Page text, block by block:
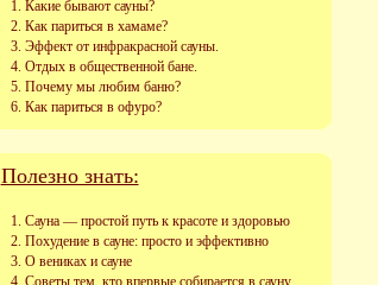
Какие бывают сауны?
Как париться в хамаме?
Эффект от инфракрасной сауны.
Отдых в общественной бане.
Почему мы любим баню?
Как париться в офуро?
Полезно знать:
Сауна — простой путь к красоте и здоровью
Похудение в сауне: просто и эффективно
О вениках и сауне
Советы тем, кто впервые собирается в сауну